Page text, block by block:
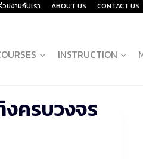
วมงานกับเรา ABOUT US CONTACT US
INSTRUCTION
ครบวงจร